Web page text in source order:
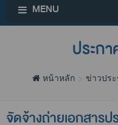
MENU
ประก
หน้าหลัก ข่าวปร
จัดจ้างถ่ายเอกสาร